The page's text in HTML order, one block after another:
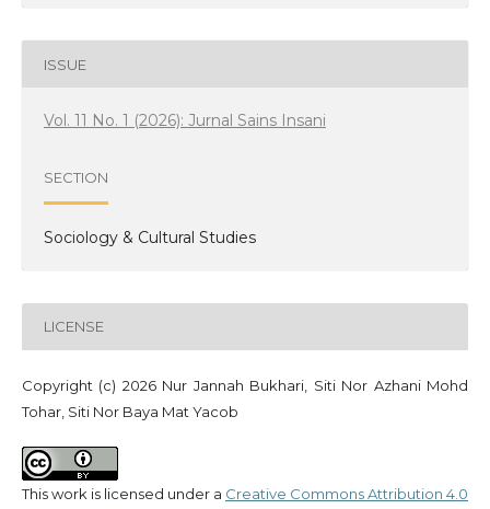
ISSUE
Vol. 11 No. 1 (2026): Jurnal Sains Insani
SECTION
Sociology & Cultural Studies
LICENSE
Copyright (c) 2026 Nur Jannah Bukhari, Siti Nor Azhani Mohd
Tohar, Siti Nor Baya Mat Yacob
This work is licensed under a Creative Commons Attribution 4.0